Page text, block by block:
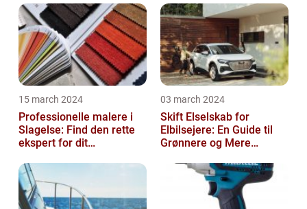
15 march 2024
Professionelle malere i
Slagelse: Find den rette
ekspert for dit
03 march 2024
Skift Elselskab for
Elbilsejere: En Guide til
Grønnere og Mere